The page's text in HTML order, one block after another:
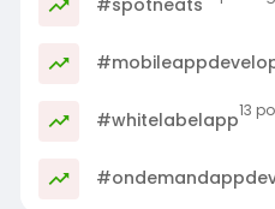
#whitelabelapp13